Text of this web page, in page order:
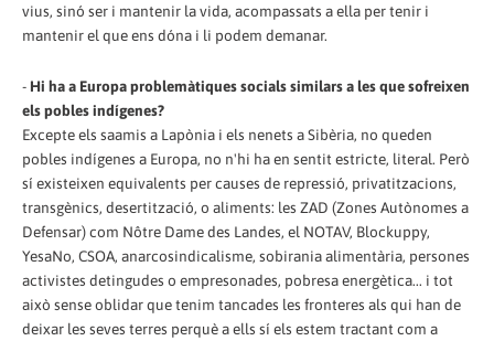
vius, sinó ser i mantenir la vida, acompassats a ella per tenir i
mantenir el que ens dóna i li podem demanar.
- Hi ha a Europa problemàtiques socials similars a les que sofreixen
els pobles indígenes?
Excepte els saamis a Lapònia i els nenets a Sibèria, no queden
pobles indígenes a Europa, no n'hi ha en sentit estricte, literal. Però
sí existeixen equivalents per causes de repressió, privatitzacions,
transgènics, desertització, o aliments: les ZAD (Zones Autònomes a
Defensar) com Nôtre Dame des Landes, el NOTAV, Blockuppy,
YesaNo, CSOA, anarcosindicalisme, sobirania alimentària, persones
activistes detingudes o empresonades, pobresa energètica... i tot
això sense oblidar que tenim tancades les fronteres als qui han de
deixar les seves terres perquè a ells sí els estem tractant com a